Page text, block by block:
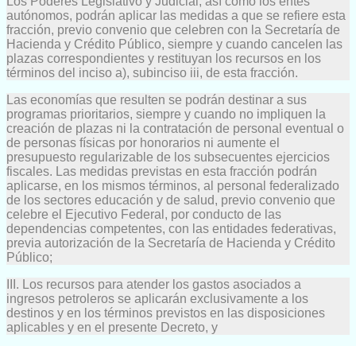
autónomos, podrán aplicar las medidas a que se refiere esta
fracción, previo convenio que celebren con la Secretaría de
Hacienda y Crédito Público, siempre y cuando cancelen las
plazas correspondientes y restituyan los recursos en los
términos del inciso a), subinciso iii, de esta fracción.
Las economías que resulten se podrán destinar a sus
programas prioritarios, siempre y cuando no impliquen la
creación de plazas ni la contratación de personal eventual o
de personas físicas por honorarios ni aumente el
presupuesto regularizable de los subsecuentes ejercicios
fiscales. Las medidas previstas en esta fracción podrán
aplicarse, en los mismos términos, al personal federalizado
de los sectores educación y de salud, previo convenio que
celebre el Ejecutivo Federal, por conducto de las
dependencias competentes, con las entidades federativas,
previa autorización de la Secretaría de Hacienda y Crédito
Público;
III. Los recursos para atender los gastos asociados a
ingresos petroleros se aplicarán exclusivamente a los
destinos y en los términos previstos en las disposiciones
aplicables y en el presente Decreto, y